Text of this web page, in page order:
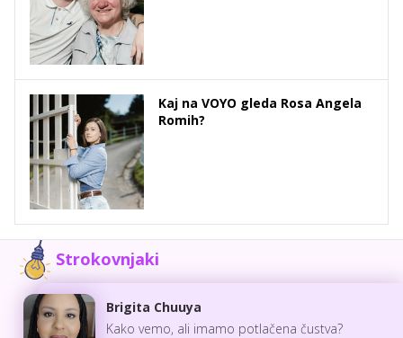
Kaj na VOYO gleda Rosa Angela
Romih?
Strokovnjaki
Brigita Chuuya
Kako vemo, ali imamo potlačena čustva?